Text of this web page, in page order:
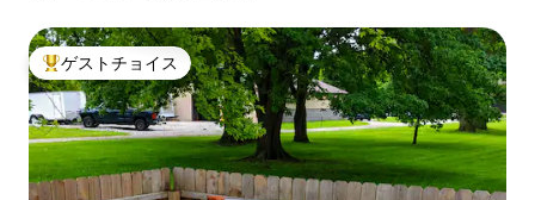
大好評のゲストチョイスです。
ゲストチョイス